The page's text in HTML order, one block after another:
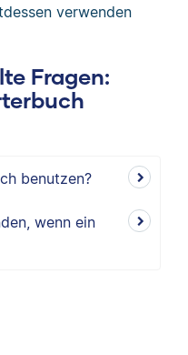
verwenden
Fragen:
benutzen?
wenn ein